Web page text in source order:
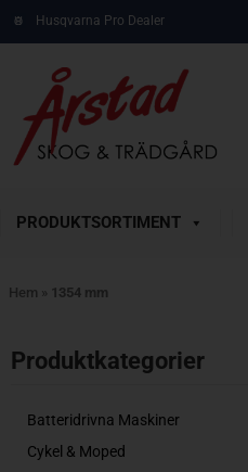
Husqvarna Pro Dealer
PRODUKTSORTIMENT
Hem » 1354 mm
Produktkategorier​
Batteridrivna Maskiner
Cykel & Moped